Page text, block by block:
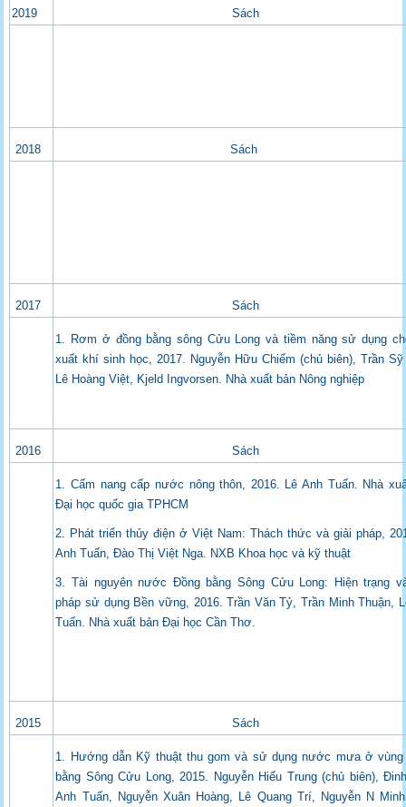
2019 Sách
2018 Sách
2017 Sách
1. Rơm ở đồng bằng sông Cửu Long và tiềm năng sử dụng
xuất khí sinh học, 2017. Nguyễn Hữu Chiếm (chủ biên), Trần Sỹ
Lê Hoàng Việt, Kjeld Ingvorsen. Nhà xuất bản Nông nghiệp
2016 Sách
1. Cẩm nang cấp nước nông thôn, 2016. Lê Anh Tuấn. Nhà
Đại học quốc gia TPHCM
2. Phát triển thủy điện ở Việt Nam: Thách thức và giải pháp,
Anh Tuấn, Đào Thị Việt Nga. NXB Khoa học và kỹ thuật
3. Tài nguyên nước Đồng bằng Sông Cửu Long: Hiện trạng
pháp sử dụng Bền vững, 2016. Trần Văn Tỷ, Trần Minh Thuận,
Tuấn. Nhà xuất bản Đại học Cần Thơ.
2015 Sách
1. Hướng dẫn Kỹ thuật thu gom và sử dụng nước mưa ở vùng
bằng Sông Cửu Long, 2015. Nguyễn Hiếu Trung (chủ biên),
Anh Tuấn, Nguyễn Xuân Hoàng, Lê Quang Trí, Nguyễn N